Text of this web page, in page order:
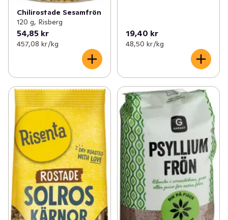
Chilirostade Sesamfrön
120 g, Risberg
54,85 kr
457,08 kr /kg
19,40 kr
48,50 kr /kg